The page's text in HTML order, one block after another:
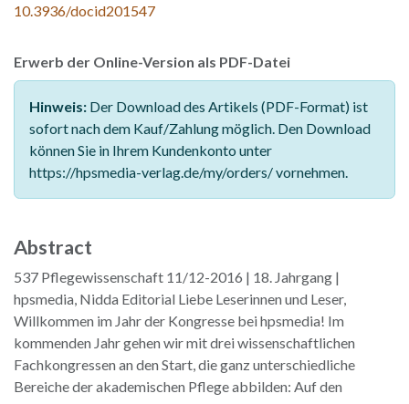
10.3936/docid201547
Erwerb der Online-Version als PDF-Datei
Hinweis: Der Download des Artikels (PDF-Format) ist
sofort nach dem Kauf/Zahlung möglich. Den Download
können Sie in Ihrem Kundenkonto unter
https://hpsmedia-verlag.de/my/orders/ vornehmen.
Abstract
537 Pflegewissenschaft 11/12-2016 | 18. Jahrgang |
hpsmedia, Nidda Editorial Liebe Leserinnen und Leser,
Willkommen im Jahr der Kongresse bei hpsmedia! Im
kommenden Jahr gehen wir mit drei wissenschaftlichen
Fachkongressen an den Start, die ganz unterschiedliche
Bereiche der akademischen Pflege abbilden: Auf den